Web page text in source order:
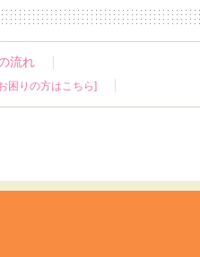
流れ
困りの方はこちら]